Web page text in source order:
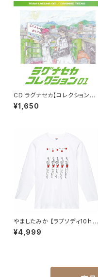
CD ラグナセカ【コレクション０
１】
¥1,650
やましたみか 【ラプソディ10ｈA
nniversary】
¥4,999